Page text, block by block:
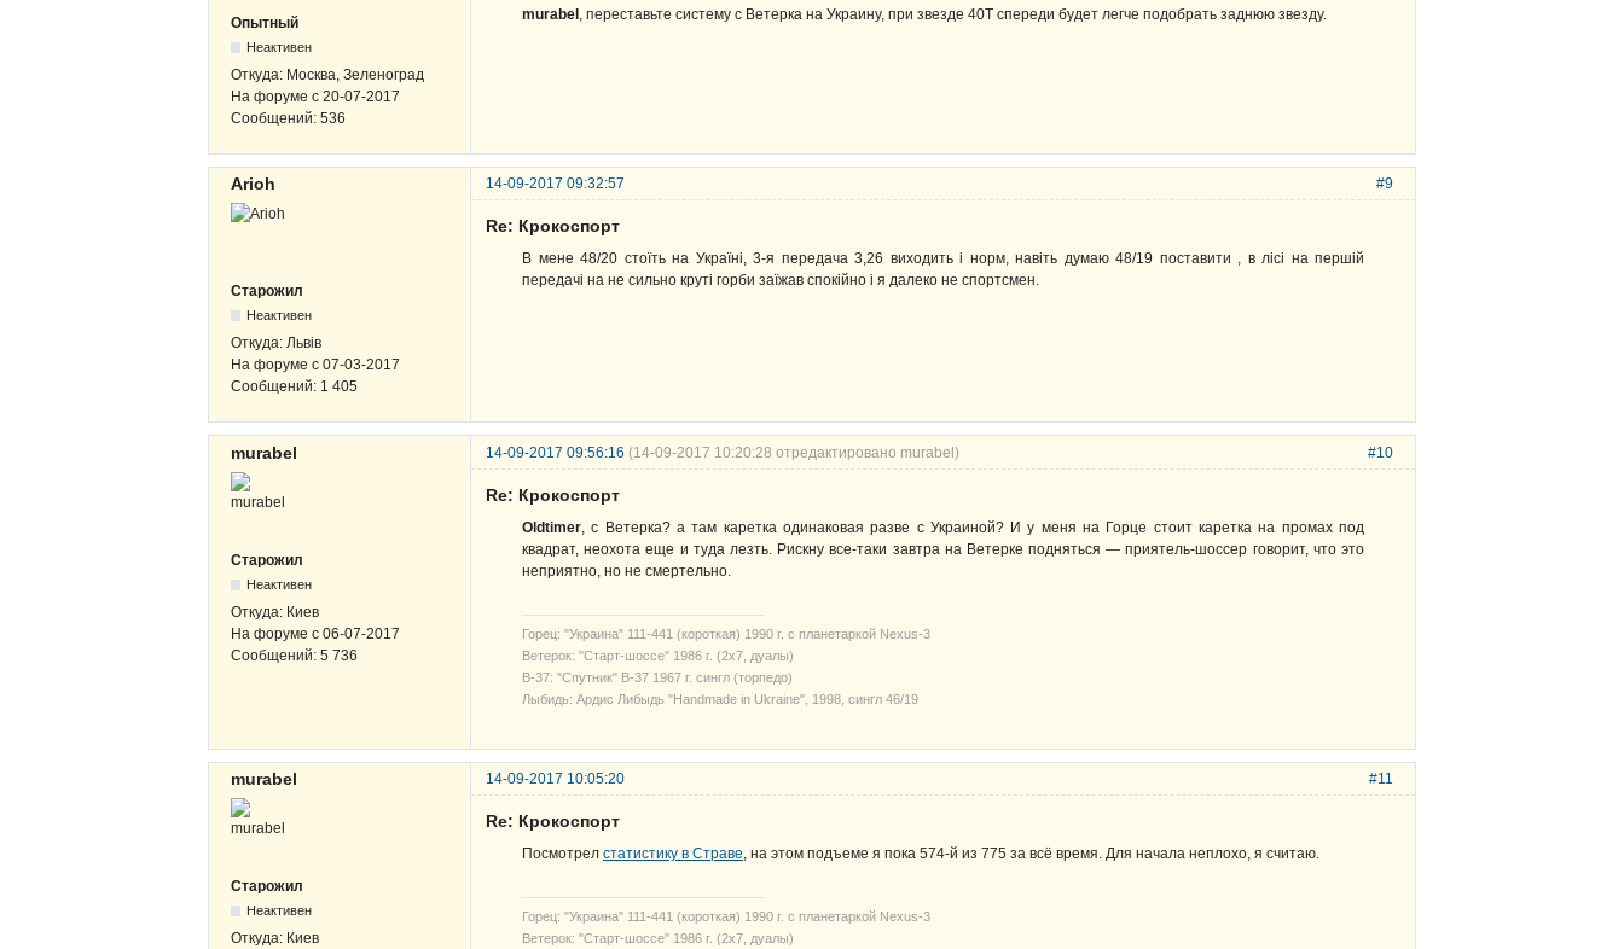
Опытный
Неактивен
Откуда: Москва, Зеленоград
На форуме с 20-07-2017
Сообщений: 536
murabel , переставьте систему с Ветерка на Украину, при звезде 40Т спереди будет легче подобрать заднюю звезду.
#9
Arioh 14-09-2017 09:32:57
Старожил
Неактивен
Откуда: Львів
На форуме с 07-03-2017
Сообщений: 1 405
Re: Крокоспорт
В мене 48/20 стоїть на Україні, 3-я передача 3,26 виходить і норм, навіть думаю 48/19 поставити , в лісі на першій
передачі на не сильно круті горби заїжав спокійно і я далеко не спортсмен.
#10
murabel 14-09-2017 09:56:16 (14-09-2017 10:20:28 отредактировано murabel)
Старожил
Неактивен
Откуда: Киев
На форуме с 06-07-2017
Сообщений: 5 736
Re: Крокоспорт
Oldtimer, с Ветерка? а там каретка одинаковая разве с Украиной? И у меня на Горце стоит каретка на промах под
квадрат, неохота еще и туда лезть. Рискну все-таки завтра на Ветерке подняться — приятель-шоссер говорит, что это
неприятно, но не смертельно.
Горец: "Украина" 111-441 (короткая) 1990 г. с планетаркой Nexus-3
Ветерок: "Старт-шоссе" 1986 г. (2х7, дуалы)
В-37: "Спутник" В-37 1967 г. сингл (торпедо)
Лыбидь: Ардис Либыдь "Handmade in Ukraine", 1998, сингл 46/19
#11
murabel 14-09-2017 10:05:20
Старожил
Неактивен
Откуда: Киев
Re: Крокоспорт
Посмотрел статистику в Страве, на этом подъеме я пока 574-й из 775 за всё время. Для начала неплохо, я считаю.
Горец: "Украина" 111-441 (короткая) 1990 г. с планетаркой Nexus-3
Ветерок: "Старт-шоссе" 1986 г. (2х7, дуалы)